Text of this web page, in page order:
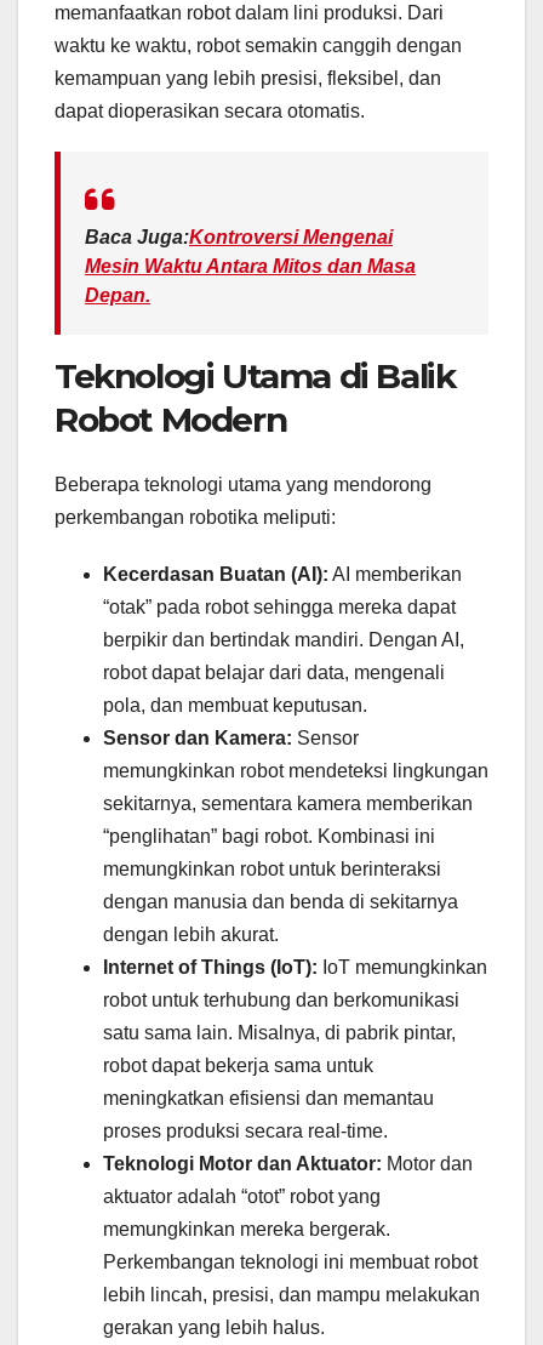
memanfaatkan robot dalam lini produksi. Dari
waktu ke waktu, robot semakin canggih dengan
kemampuan yang lebih presisi, fleksibel, dan
dapat dioperasikan secara otomatis.
Baca Juga:Kontroversi Mengenai
Mesin Waktu Antara Mitos dan Masa
Depan.
Teknologi Utama di Balik
Robot Modern
Beberapa teknologi utama yang mendorong
perkembangan robotika meliputi:
Kecerdasan Buatan (AI): AI memberikan
“otak” pada robot sehingga mereka dapat
berpikir dan bertindak mandiri. Dengan AI,
robot dapat belajar dari data, mengenali
pola, dan membuat keputusan.
Sensor dan Kamera: Sensor
memungkinkan robot mendeteksi lingkungan
sekitarnya, sementara kamera memberikan
“penglihatan” bagi robot. Kombinasi ini
memungkinkan robot untuk berinteraksi
dengan manusia dan benda di sekitarnya
dengan lebih akurat.
Internet of Things (IoT): IoT memungkinkan
robot untuk terhubung dan berkomunikasi
satu sama lain. Misalnya, di pabrik pintar,
robot dapat bekerja sama untuk
meningkatkan efisiensi dan memantau
proses produksi secara real-time.
Teknologi Motor dan Aktuator: Motor dan
aktuator adalah “otot” robot yang
memungkinkan mereka bergerak.
Perkembangan teknologi ini membuat robot
lebih lincah, presisi, dan mampu melakukan
gerakan yang lebih halus.